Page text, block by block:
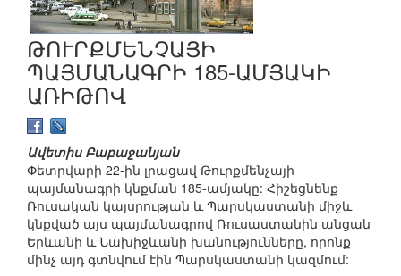
ԹՈՒՐՔՄԵՆՉԱՅԻ
ՊԱՅՄԱՆԱԳՐԻ 185-ԱՄՅԱԿԻ
ԱՌԻԹՈՎ
Ավետիս Բաբաջանյան
Փետրվարի 22-ին լրացավ Թուրքմենչայի
պայմանագրի կնքման 185-ամյակը: Հիշեցնենք
Ռուսական կայսրության և Պարսկաստանի միջև
կնքված այս պայմանագրով Ռուսաստանին անցան
Երևանի և Նախիջևանի խանությունները, որոնք
մինչ այդ գտնվում էին Պարսկաստանի կազմում: